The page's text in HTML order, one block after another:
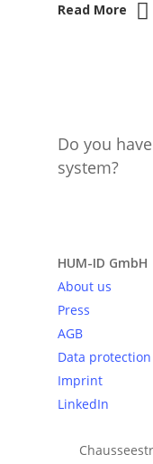
Read More
Do you
system?
HUM-ID GmbH
About us
Press
AGB
Data protection
Imprint
LinkedIn